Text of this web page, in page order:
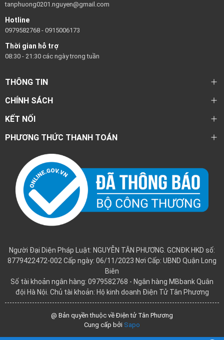
tanphuong0201.nguyen@gmail.com
Hotline
0979582768 - 0915006173
Thời gian hỗ trợ
08:30 - 21:30 các ngày trong tuần
THÔNG TIN
CHÍNH SÁCH
KẾT NỐI
PHƯƠNG THỨC THANH TOÁN
Người Đại Diện Pháp Luật: NGUYỄN TÂN PHƯƠNG. GCNĐK HKD số:
8779422472-002 Cấp ngày: 06/11/2023 Nơi Cấp: UBND Quận Long
Biên
Số tài khoản ngân hàng: 0979582768 - Ngân hàng MBbank Quân
đội Hà Nội. Chủ tài khoản: Hộ kinh doanh Điện Tử Tân Phương
@ Bản quyền thuộc về Điện tử Tân Phương
Cung cấp bởi Sapo